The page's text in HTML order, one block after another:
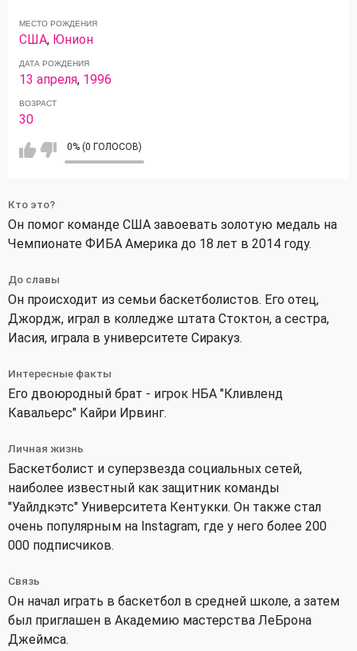
МЕСТО РОЖДЕНИЯ
США, Юнион
ДАТА РОЖДЕНИЯ
13 апреля, 1996
ВОЗРАСТ
30
0% (0 ГОЛОСОВ)
Кто это?
Он помог команде США завоевать золотую медаль на
Чемпионате ФИБА Америка до 18 лет в 2014 году.
До славы
Он происходит из семьи баскетболистов. Его отец,
Джордж, играл в колледже штата Стоктон, а сестра,
Иасия, играла в университете Сиракуз.
Интересные факты
Его двоюродный брат - игрок НБА "Кливленд
Кавальерс" Кайри Ирвинг.
Личная жизнь
Баскетболист и суперзвезда социальных сетей,
наиболее известный как защитник команды
"Уайлдкэтс" Университета Кентукки. Он также стал
очень популярным на Instagram, где у него более 200
000 подписчиков.
Связь
Он начал играть в баскетбол в средней школе, а затем
был приглашен в Академию мастерства ЛеБрона
Джеймса.